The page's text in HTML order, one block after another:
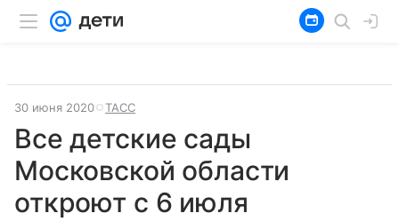
30 июня 2020 ТАСС
Все детские сады
Московской области
откроют с 6 июля